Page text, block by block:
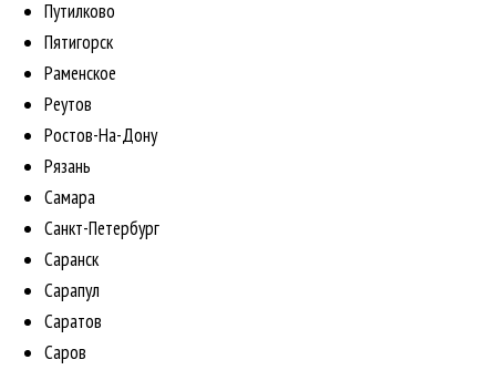
Путилково
Пятигорск
Раменское
Реутов
Ростов-На-Дону
Рязань
Самара
Санкт-Петербург
Саранск
Сарапул
Саратов
Саров